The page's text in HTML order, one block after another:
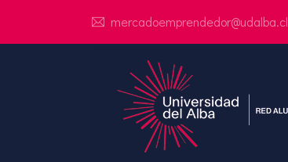
mercadoemprendedor@udalba.cl